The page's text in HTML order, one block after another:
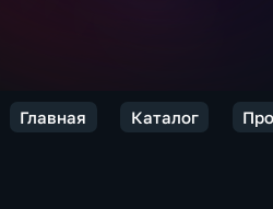
Главная Каталог